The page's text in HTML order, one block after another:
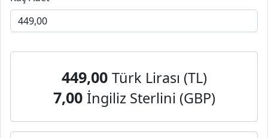
449,00 Türk Lirası (TL)
7,00 İngiliz Sterlini (GBP)